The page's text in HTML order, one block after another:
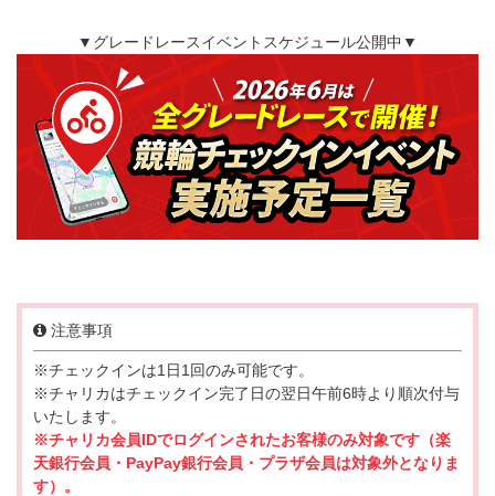
▼グレードレースイベントスケジュール公開中▼
注意事項
※チェックインは1日1回のみ可能です。
※チャリカはチェックイン完了日の翌日午前6時より順次付与
いたします。
※チャリカ会員IDでログインされたお客様のみ対象です（楽
天銀行会員・PayPay銀行会員・プラザ会員は対象外となりま
す）。